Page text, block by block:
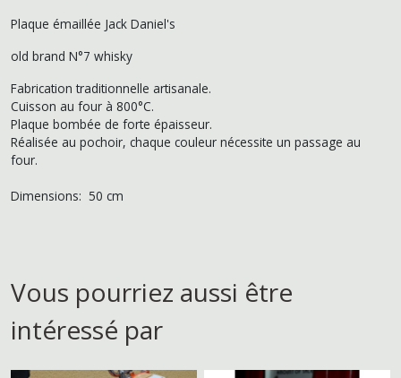
Plaque émaillée Jack Daniel's
old brand N°7 whisky
Fabrication traditionnelle artisanale.
Cuisson au four à 800°C.
Plaque bombée de forte épaisseur.
Réalisée au pochoir, chaque couleur nécessite un passage au
four.
Dimensions: 50 cm
Vous pourriez aussi être
intéressé par